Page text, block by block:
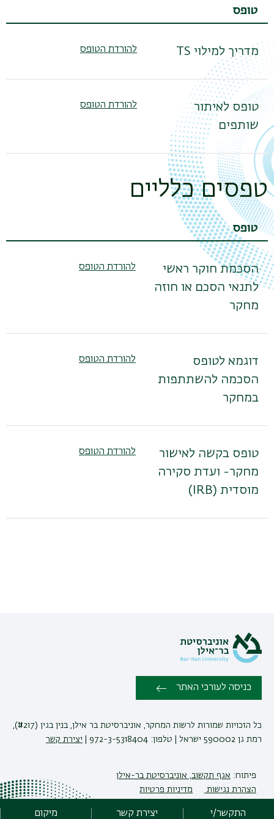
טופס
מדריך למילוי TS להורדת הטופס
טופס לאיתור
שותפים
להורדת הטופס
טפסים כלליים
טופס
הסכמת חוקר ראשי
לתנאי הסכם או חוזה
מחקר
להורדת הטופס
דוגמא לטופס
הסכמה להשתתפות
במחקר
להורדת הטופס
טופס בקשה לאישור
מחקר- ועדת סקירה
מוסדית (IRB)
להורדת הטופס
כניסה לעורכי האתר
כל הזכויות שמורות לרשות המחקר, אוניברסיטת בר אילן, בנין בגין (#217),
רמת גן 590002 ישראל | טלפון: 972-3-5318404 |
יצירת קשר
פיתוח: אגף תקשוב, אוניברסיטת בר-אילן
הצהרת נגישות
מדיניות פרטיות
התקשר/י יצירת קשר מיקום